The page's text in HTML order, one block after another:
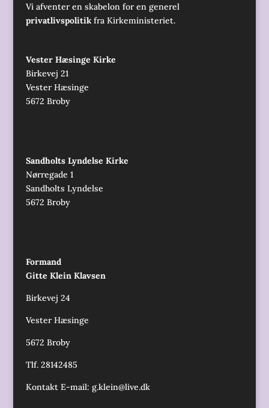
Vi afventer en skabelon for en generel
privatlivspolitikfra Kirkeministeriet.
Vester Hæsinge Kirke
Birkevej 21
Vester Hæsinge
5672 Broby
Sandholts Lyndelse Kirke
Nørregade 1
Sandholts Lyndelse
5672 Broby
Formand
Gitte Klein Klavsen
Birkevej 24
Vester Hæsinge
5672 Broby
Tlf. 28142485
Kontakt E-mail: g.klein@live.dk